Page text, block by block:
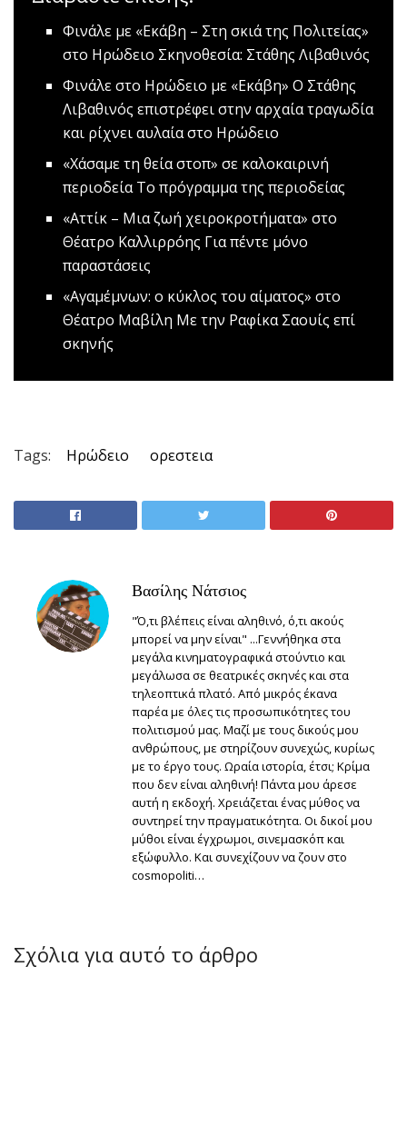
Φινάλε με «Εκάβη – Στη σκιά της Πολιτείας»
στο Ηρώδειο Σκηνοθεσία: Στάθης Λιβαθινός
Φινάλε στο Ηρώδειο με «Εκάβη» Ο Στάθης
Λιβαθινός επιστρέφει στην αρχαία τραγωδία
και ρίχνει αυλαία στο Ηρώδειο
«Χάσαμε τη θεία στοπ» σε καλοκαιρινή
περιοδείαΤο πρόγραμμα της περιοδείας
«Αττίκ – Μια ζωή χειροκροτήματα» στο
Θέατρο Καλλιρρόης Για πέντε μόνο
παραστάσεις
«Αγαμέμνων: ο κύκλος του αίματος» στο
Θέατρο Μαβίλη Με την Ραφίκα Σαουίς επί
σκηνής
Tags: Ηρώδειο ορεστεια
Βασίλης Νάτσιος
"Ό,τι βλέπεις είναι αληθινό, ό,τι ακούς
μπορεί να μην είναι" ...Γεννήθηκα στα
μεγάλα κινηματογραφικά στούντιο και
μεγάλωσα σε θεατρικές σκηνές και στα
τηλεοπτικά πλατό. Από μικρός έκανα
παρέα με όλες τις προσωπικότητες του
πολιτισμού μας. Μαζί με τους δικούς μου
ανθρώπους, με στηρίζουν συνεχώς, κυρίως
με το έργο τους. Ωραία ιστορία, έτσι; Κρίμα
που δεν είναι αληθινή! Πάντα μου άρεσε
αυτή η εκδοχή. Χρειάζεται ένας μύθος να
συντηρεί την πραγματικότητα. Οι δικοί μου
μύθοι είναι έγχρωμοι, σινεμασκόπ και
εξώφυλλο. Και συνεχίζουν να ζουν στο
cosmopoliti…
Σχόλια για αυτό το άρθρο